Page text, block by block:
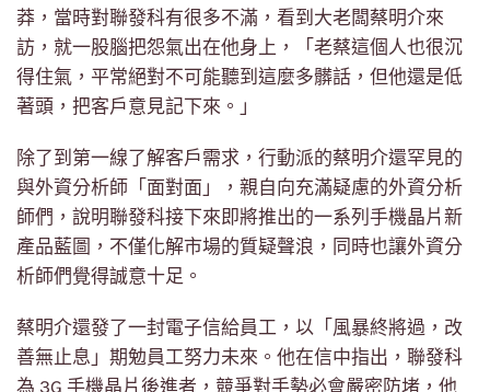
莽，當時對聯發科有很多不滿，看到大老闆蔡明介來
訪，就一股腦把怨氣出在他身上，「老蔡這個人也很沉
得住氣，平常絕對不可能聽到這麼多髒話，但他還是低
著頭，把客戶意見記下來。」
除了到第一線了解客戶需求，行動派的蔡明介還罕見的
與外資分析師「面對面」，親自向充滿疑慮的外資分析
師們，說明聯發科接下來即將推出的一系列手機晶片新
產品藍圖，不僅化解市場的質疑聲浪，同時也讓外資分
析師們覺得誠意十足。
蔡明介還發了一封電子信給員工，以「風暴終將過，改
善無止息」期勉員工努力未來。他在信中指出，聯發科
為 3G 手機晶片後進者，競爭對手勢必會嚴密防堵，他